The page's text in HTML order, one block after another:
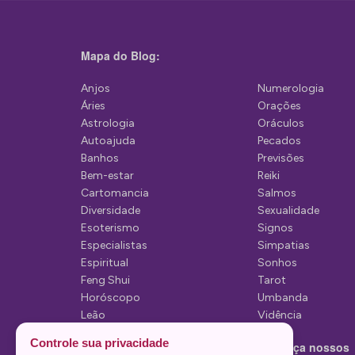
t
Mapa do Blog:
Anjos
Áries
Astrologia
Autoajuda
Banhos
Bem-estar
Cartomancia
Diversidade
Esoterismo
Especialistas
Espiritual
Feng Shui
Horóscopo
Leão
Mediunidade
Numerologia
Orações
Oráculos
Pecados
Previsões
Reiki
Salmos
Sexualidade
Signos
Simpatias
Sonhos
Tarot
Umbanda
Vidência
Conheça nossos
Controle sua privacidade